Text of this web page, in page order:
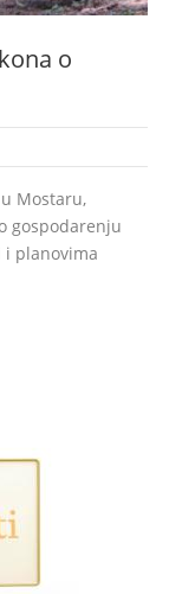
o
Mostaru,
gospodarenju
i planovima